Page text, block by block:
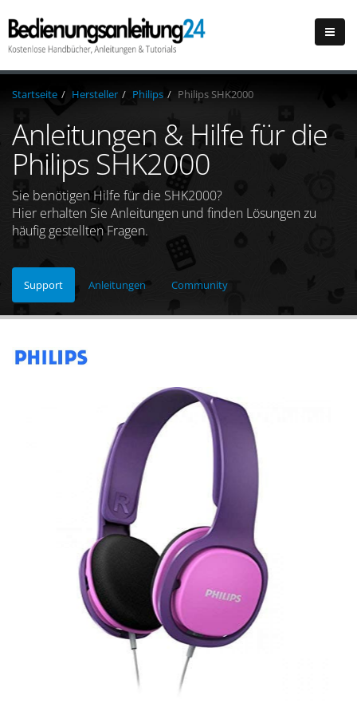
Startseite Hersteller Philips Philips SHK2000
Anleitungen & Hilfe für die
Philips SHK2000
Sie benötigen Hilfe für die SHK2000?
Hier erhalten Sie Anleitungen und finden Lösungen zu
häufig gestellten Fragen.
Support Anleitungen Community